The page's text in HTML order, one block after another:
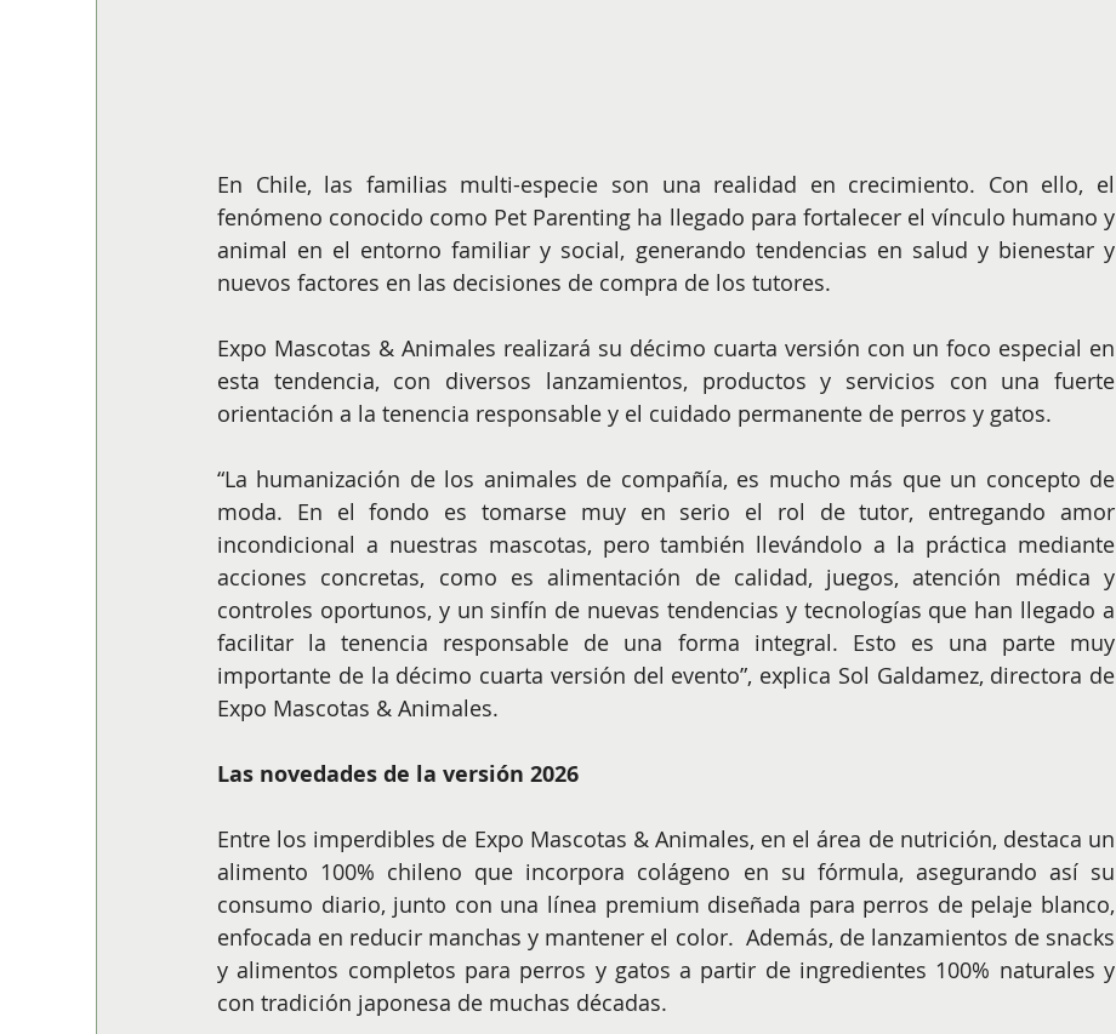
En Chile, las familias multi-especie son una realidad en crecimiento. Con ello, el
fenómeno conocido como Pet Parenting ha llegado para fortalecer el vínculo humano y
animal en el entorno familiar y social, generando tendencias en salud y bienestar y
nuevos factores en las decisiones de compra de los tutores.
Expo Mascotas & Animales realizará su décimo cuarta versión con un foco especial en
esta tendencia, con diversos lanzamientos, productos y servicios con una fuerte
orientación a la tenencia responsable y el cuidado permanente de perros y gatos.
“La humanización de los animales de compañía, es mucho más que un concepto de
moda. En el fondo es tomarse muy en serio el rol de tutor, entregando amor
incondicional a nuestras mascotas, pero también llevándolo a la práctica mediante
acciones concretas, como es alimentación de calidad, juegos, atención médica y
controles oportunos, y un sinfín de nuevas tendencias y tecnologías que han llegado a
facilitar la tenencia responsable de una forma integral. Esto es una parte muy
importante de la décimo cuarta versión del evento”, explica Sol Galdamez, directora de
Expo Mascotas & Animales.
Las novedades de la versión 2026
Entre los imperdibles de Expo Mascotas & Animales, en el área de nutrición, destaca un
alimento 100% chileno que incorpora colágeno en su fórmula, asegurando así su
consumo diario, junto con una línea premium diseñada para perros de pelaje blanco,
enfocada en reducir manchas y mantener el color.  Además, de lanzamientos de snacks
y alimentos completos para perros y gatos a partir de ingredientes 100% naturales y
con tradición japonesa de muchas décadas.